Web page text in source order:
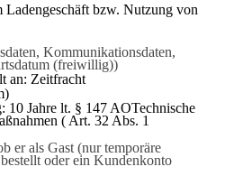
Ladengeschäft bzw. Nutzung von
Kommunikationsdaten,
(freiwillig))
an: Zeitfracht
10 Jahre lt. § 147 AOTechnische
( Art. 32 Abs. 1
er als Gast (nur temporäre
oder ein Kundenkonto